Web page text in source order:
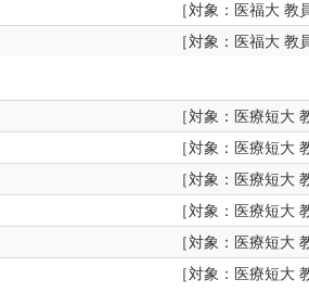
［対象：医福大 教
［対象：医福大 教
［対象：医療短大
［対象：医療短大
［対象：医療短大
［対象：医療短大
［対象：医療短大
［対象：医療短大